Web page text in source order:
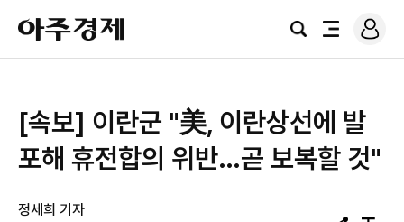
아
주
경
검
전
로
그
[속보] 이란군 "美, 이란상선에 발
포해 휴전합의 위반…곧 보복할 것"
정세희 기자